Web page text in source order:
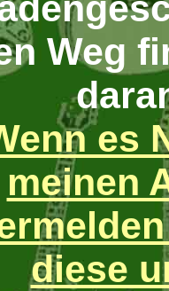
Weg
es
meinen
diese